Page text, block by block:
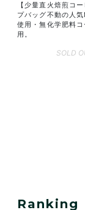
【少量直火焙煎コ
プバッグ不動の人
使用・無化学肥料コ
用。
SOLD
Ranking